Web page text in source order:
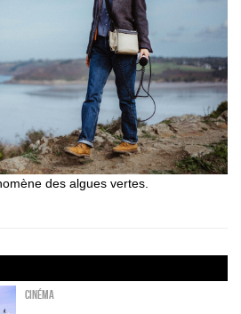
des algues vertes.
Cinéma